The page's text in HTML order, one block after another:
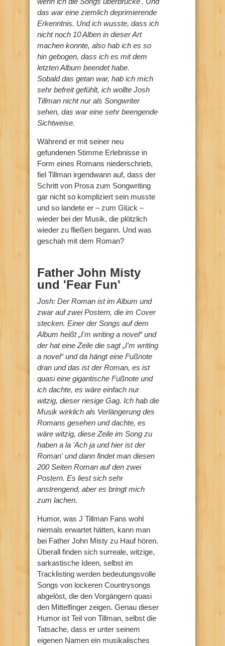
das war eine ziemlich deprimierende
Erkenntnis. Und ich wusste, dass ich
nicht noch 10 Alben in dieser Art
machen konnte, also hab ich es so
hin gebogen, dass ich es mit dem
letzten Album beendet habe.
Sobald das getan war, hab ich mich
sehr befreit gefühlt, ich wollte Josh
Tillman nicht nur als Songwriter
sehen, das war eine sehr beengende
Sichtweise.
Während er mit seiner neu
gefundenen Stimme Erlebnisse in
Form eines Romans niederschrieb,
fiel Tillman irgendwann auf, dass der
Schritt von Prosa zum Songwriting
gar nicht so kompliziert sein musste
und so landete er – zum Glück –
wieder bei der Musik, die plötzlich
wieder zu fließen begann. Und was
geschah mit dem Roman?
Father John Misty
und 'Fear Fun'
Josh: Der Roman ist im Album und
zwar auf zwei Postern, die im Cover
stecken. Einer der Songs auf dem
Album heißt „I'm writing a novel“ und
der hat eine Zeile die sagt „I'm writing
a novel“ und da hängt eine Fußnote
dran und das ist der Roman, es ist
quasi eine gigantische Fußnote und
ich dachte, es wäre einfach nur
witzig, dieser riesige Gag. Ich hab die
Musik wirklich als Verlängerung des
Romans gesehen und dachte, es
wäre witzig, diese Zeile im Song zu
haben a la 'Ach ja und hier ist der
Roman' und dann findet man diesen
200 Seiten Roman auf den zwei
Postern. Es liest sich sehr
anstrengend, aber es bringt mich
zum lachen.
Humor, was J Tillman Fans wohl
niemals erwartet hätten, kann man
bei Father John Misty zu Hauf hören.
Überall finden sich surreale, witzige,
sarkastische Ideen, selbst im
Tracklisting werden bedeutungsvolle
Songs von lockeren Countrysongs
abgelöst, die den Vorgängern quasi
den Mittelfinger zeigen. Genau dieser
Humor ist Teil von Tillman, selbst die
Tatsache, dass er unter seinem
eigenen Namen ein musikalisches